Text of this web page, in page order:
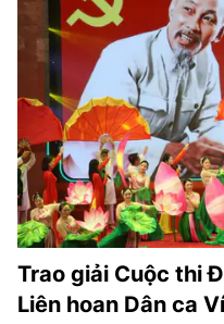
Trao giải Cuộc thi
Liên hoan Dân ca